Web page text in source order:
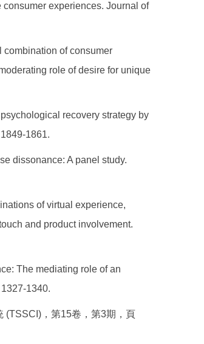
experiences. Journal of
combination of consumer
role of desire for unique
recovery strategy by
1861.
dissonance: A panel study.
of virtual experience,
and product involvement.
The mediating role of an
1340.
(TSSCI)，第15卷，第3期，頁